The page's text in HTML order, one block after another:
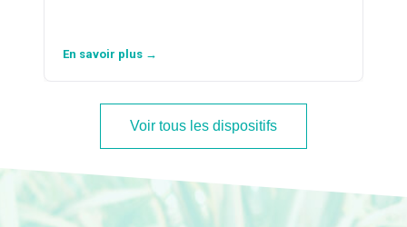
En savoir plus →
Voir tous les dispositifs